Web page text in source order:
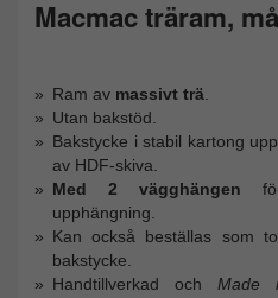
Macmac träram,
Ram av massivt trä
Utan bakstöd.
Bakstycke i stabil kartong
av HDF-skiva.
Med 2 vägghängen
upphängning.
Kan också beställas som
bakstycke.
Handtillverkad och Made